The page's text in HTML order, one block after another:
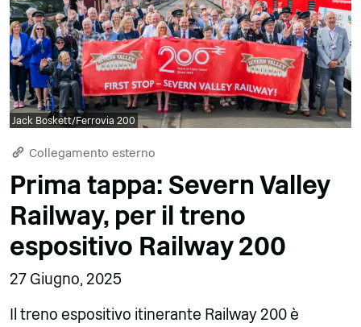
Jack Boskett/Ferrovia 200
Collegamento esterno
Prima tappa: Severn Valley
Railway, per il treno
espositivo Railway 200
27 Giugno, 2025
Il treno espositivo itinerante Railway 200 è